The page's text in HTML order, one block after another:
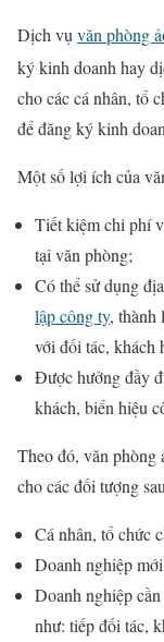
Dịch vụ văn phòng
ký kinh doanh hay
cho các cá nhân, tổ
để đăng ký kinh
Một số lợi ích của
Tiết kiệm chi phí
tại văn phòng;
Có thể sử dụng
lập công ty, thành
với đối tác, khách
Được hưởng đầy
khách, biển hiệu
Theo đó, văn phòng
cho các đối tượng
Cá nhân, tổ chức
Doanh nghiệp
Doanh nghiệp
như: tiếp đối tác,